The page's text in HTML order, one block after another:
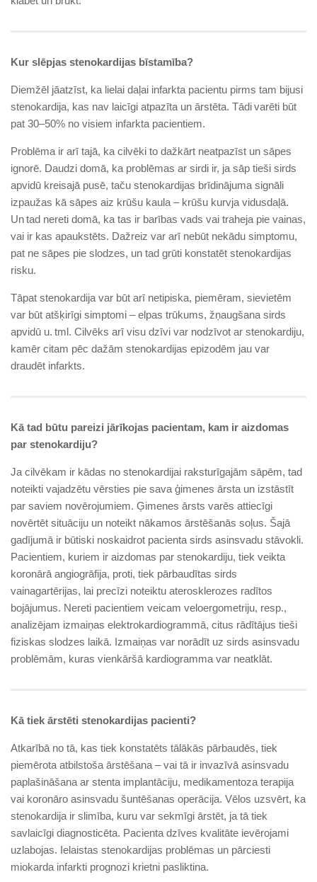
Kur slēpjas stenokardijas bīstamība?
Diemžēl jāatzīst, ka lielai daļai infarkta pacientu pirms tam bijusi
stenokardija, kas nav laicīgi atpazīta un ārstēta. Tādi varēti būt
pat 30–50% no visiem in­farkta pacientiem.
Problēma ir arī tajā, ka cilvēki to dažkārt neatpazīst un sāpes
ignorē. Daudzi domā, ka problēmas ar sirdi ir, ja sāp tieši sirds
apvidū kreisajā pusē, taču stenokardijas brīdinājuma signāli
izpaužas kā sāpes aiz krūšu kaula – krūšu kurvja vidusdaļā.
Un tad nereti domā, ka tas ir barības vads vai traheja pie vainas,
vai ir kas apaukstēts. Dažreiz var arī nebūt nekādu simptomu,
pat ne sāpes pie slodzes, un tad grūti konstatēt stenokardijas
risku.
Tāpat stenokardija var būt arī netipiska, piemēram, sievietēm
var būt atšķirīgi simptomi – elpas trūkums, žņaugšana sirds
apvidū u. tml. Cilvēks arī visu dzīvi var nodzīvot ar stenokardiju,
kamēr citam pēc dažām stenokardijas epizodēm jau var
draudēt infarkts.
Kā tad būtu pareizi jārīkojas pacientam, kam ir aizdomas
par stenokardiju?
Ja cilvēkam ir kādas no stenokardijai raksturīgajām sāpēm, tad
noteikti vajadzētu vērsties pie sava ģimenes ārsta un izstāstīt
par saviem novērojumiem. Ģimenes ārsts varēs attiecīgi
novērtēt situāciju un noteikt nākamos ārstēšanās soļus. Šajā
gadījumā ir būtiski noskaidrot pacienta sirds asinsvadu stāvokli.
Pacientiem, kuriem ir aizdomas par stenokardiju, tiek veikta
koronārā angiogrāfija, proti, tiek pārbaudītas sirds
vainagartērijas, lai precīzi noteiktu aterosklerozes radītos
bojājumus. Nereti pacientiem veicam veloergometriju, resp.,
analizējam izmaiņas elektrokardiogrammā, citus rādītājus tieši
fiziskas slodzes laikā. Izmaiņas var norādīt uz sirds asinsvadu
problēmām, kuras vienkāršā kardiogramma var neatklāt.
Kā tiek ārstēti stenokardijas pa­cienti?
Atkarībā no tā, kas tiek konstatēts tālākās pārbaudēs, tiek
piemērota atbilstoša ārstēšana – vai tā ir invazīvā asinsvadu
paplašināšana ar stenta implantāciju, medikamentoza terapija
vai koronāro asinsvadu šuntēšanas operācija. Vēlos uzsvērt, ka
stenokardija ir slimība, kuru var sekmīgi ārstēt, ja tā tiek
savlaicīgi diagnosticēta. Pacienta dzīves kvalitāte ievērojami
uzlabojas. Ielaistas stenokardijas problēmas un pārciesti
miokarda infarkti prognozi krietni pasliktina.